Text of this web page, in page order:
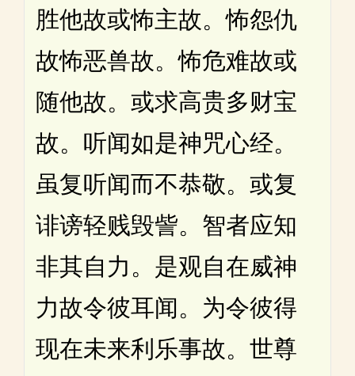
胜他故或怖主故。怖怨仇
故怖恶兽故。怖危难故或
随他故。或求高贵多财宝
故。听闻如是神咒心经。
虽复听闻而不恭敬。或复
诽谤轻贱毁訾。智者应知
非其自力。是观自在威神
力故令彼耳闻。为令彼得
现在未来利乐事故。世尊